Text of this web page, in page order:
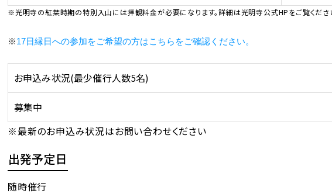
※光明寺の紅葉時期の特別入山には拝観料金が必要になります。詳細は光明寺公式HPをご覧くださ
※17日縁日への参加をご希望の方はこちらをご確認ください。
お申込み状況(最少催行人数5名)
募集中
※最新のお申込み状況はお問い合わせください
出発予定日
随時催行